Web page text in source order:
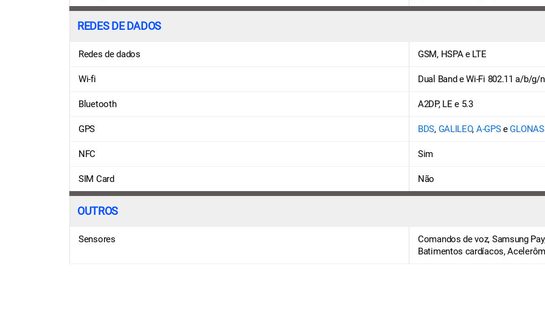
REDES DE DADOS
Redes de dados GSM, HSPA e LTE
Wi-fi Dual Band e Wi-Fi 802.11 a/b/g/n
Bluetooth A2DP, LE e 5.3
GPS BDS, GALILEO, A-GPSe
NFC Sim
SIM Card Não
OUTROS
Sensores
Comandos de voz, Samsung
Batimentos cardíacos,